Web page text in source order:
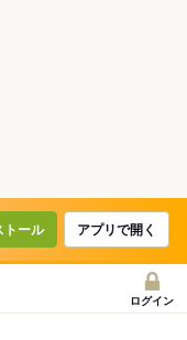
トール アプリで開く
ログイン